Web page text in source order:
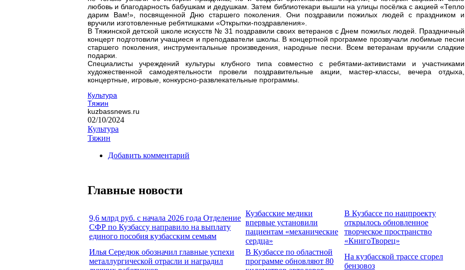
любовь и благодарность бабушкам и дедушкам. Затем библиотекари вышли на улицы посёлка с акцией «Тепло
дарим Вам!», посвященной Дню старшего поколения. Они поздравили пожилых людей с праздником и
вручили изготовленные ребятишками «Открытки-поздравления».
В Тяжинской детской школе искусств № 31 поздравили своих ветеранов с Днем пожилых людей. Праздничный
концерт подготовили учащиеся и преподаватели школы. В концертной программе прозвучали любимые песни
старшего поколения, инструментальные произведения, народные песни. Всем ветеранам вручили сладкие
подарки.
Специалисты учреждений культуры клубного типа совместно с ребятами-активистами и участниками
художественной самодеятельности провели поздравительные акции, мастер-классы, вечера отдыха,
концертные, игровые, конкурсно-развлекательные программы.
Культура
Тяжин
kuzbassnews.ru
02/10/2024
Культура
Тяжин
Добавить комментарий
Главные новости
9,6 млрд руб. с начала 2026 года Отделение
СФР по Кузбассу направило на выплату
единого пособия кузбасским семьям
Кузбасские медики
впервые установили
пациентам «механические
сердца»
В Кузбассе по нацпроекту
открылось обновленное
творческое пространство
«КнигоТворец»
Илья Середюк обозначил главные успехи
металлургической отрасли и наградил
В Кузбассе по областной
программе обновляют 80
На кузбасской трассе сгорел
бензовоз